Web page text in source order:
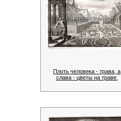
Плоть человека - трава, а
слава - цветы на траве.